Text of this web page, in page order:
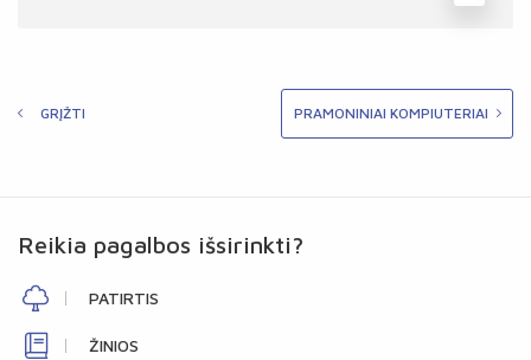
GRĮŽTI PRAMONINIAI KOMPIUTERIAI
Reikia pagalbos išsirinkti?
PATIRTIS
ŽINIOS